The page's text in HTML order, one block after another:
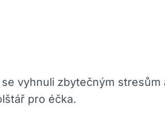
vyhnuli zbytečným stresům
pro éčka.